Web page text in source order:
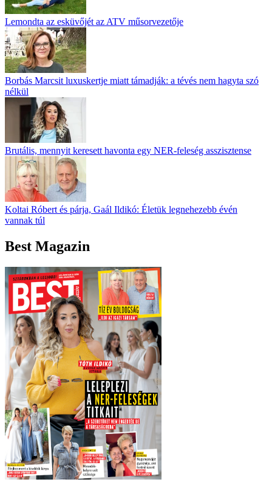
Lemondta az esküvőjét az ATV műsorvezetője
Borbás Marcsit luxuskertje miatt támadják: a tévés nem hagyta szó
nélkül
Brutális, mennyit keresett havonta egy NER-feleség asszisztense
Koltai Róbert és párja, Gaál Ildikó: Életük legnehezebb évén
vannak túl
Best Magazin